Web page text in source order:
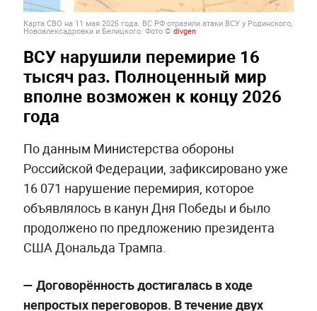
Карта СВО на 11 мая 2026 года. ВС РФ отразили атаки ВСУ у Родинского,
Новоалексадровки и Белицкого. Фото © divgen
ВСУ нарушили перемирие 16
тысяч раз. Полноценный мир
вполне возможен к концу 2026
года
По данным Министерства обороны
Российской Федерации, зафиксировано уже
16 071 нарушение перемирия, которое
объявлялось в канун Дня Победы и было
продолжено по предложению президента
США Дональда Трампа.
— Договорённость достигалась в ходе
непростых переговоров. В течение двух